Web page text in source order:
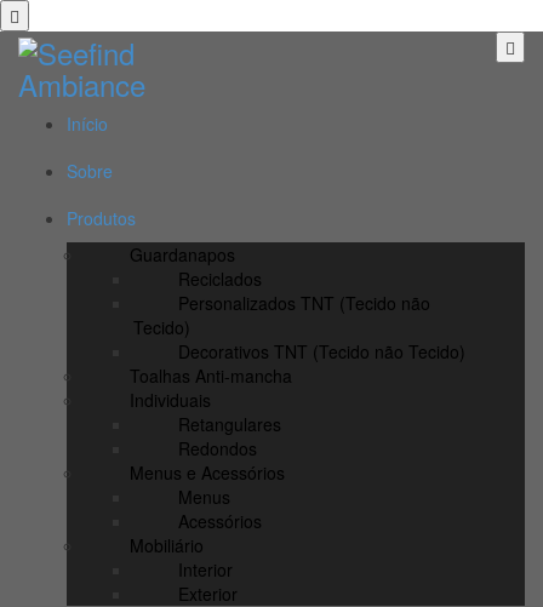
Início
Sobre
Produtos
Guardanapos
Reciclados
Personalizados TNT (Tecido não
Tecido)
Decorativos TNT (Tecido não Tecido)
Toalhas Anti-mancha
Individuais
Retangulares
Redondos
Menus e Acessórios
Menus
Acessórios
Mobiliário
Interior
Exterior